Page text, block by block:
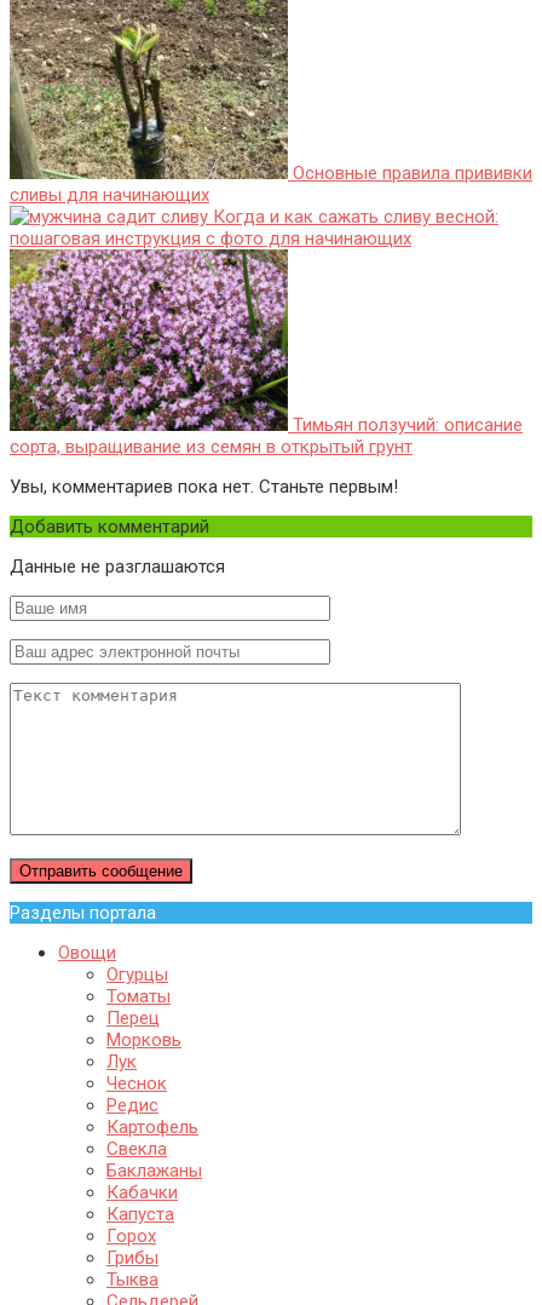
Основные правила прививки
сливы для начинающих
Когда и как сажать сливу весной:
пошаговая инструкция с фото для начинающих
Тимьян ползучий: описание
сорта, выращивание из семян в открытый грунт
Увы, комментариев пока нет. Станьте первым!
Добавить комментарий
Данные не разглашаются
Разделы портала
Овощи
Огурцы
Томаты
Перец
Морковь
Лук
Чеснок
Редис
Картофель
Свекла
Баклажаны
Кабачки
Капуста
Горох
Грибы
Тыква